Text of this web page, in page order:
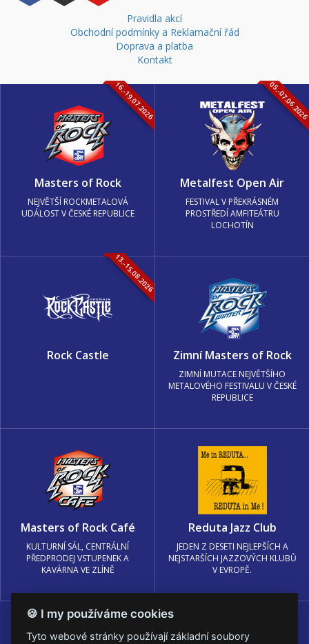
Pravidla akcí
Obchodní podmínky a Reklamační řád
Doprava a platba
Kontakt
16.-19.07.2026
Masters of Rock
NEJVĚTŠÍ ROCKMETALOVÁ
UDÁLOST V ČESKÉ REPUBLICE
05.-
Metalfest Open Air
FESTIVAL V PŘEKRÁSNÉM
PROSTŘEDÍ AMFITEÁTRU
LOCHOTÍN
13.-15.08.2026
Rock Castle Zimní Masters of Rock
ZIMNÍ MUTACE NEJVĚTŠÍHO
METALOVÉHO FESTIVALU V ČESKÉ
REPUBLICE
Masters of Rock Café
KULTURNÍ SÁL, CENTRÁLNÍ
PŘEDPRODEJ VSTUPENEK A
KAVÁRNA VE ZLÍNĚ
Reduta Jazz Club
JEDEN Z DESETI NEJLEPŠÍCH A
NEJSTARŠÍCH JAZZOVÝCH KLUBŮ
V EVROPĚ.
🍪 I my používáme cookies
Tyto webové stránky používají základní soubory